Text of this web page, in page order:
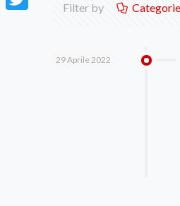
Filter by
29 Aprile 2022